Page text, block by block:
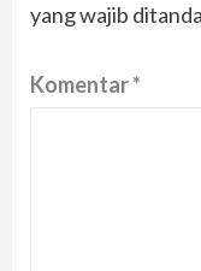
yang wajib
Komentar*